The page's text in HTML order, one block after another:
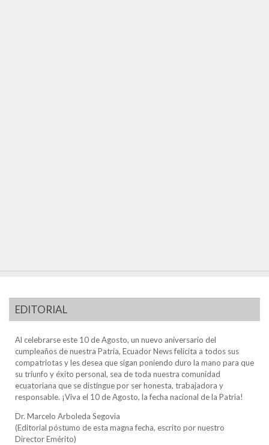
EDITORIAL
Al celebrarse este 10 de Agosto, un nuevo aniversario del
cumpleaños de nuestra Patria, Ecuador News felicita a todos sus
compatriotas y les desea que sigan poniendo duro la mano para que
su triunfo y éxito personal, sea de toda nuestra comunidad
ecuatoriana que se distingue por ser honesta, trabajadora y
responsable. ¡Viva el 10 de Agosto, la fecha nacional de la Patria!
Dr. Marcelo Arboleda Segovia
(Editorial póstumo de esta magna fecha, escrito por nuestro
Director Emérito)